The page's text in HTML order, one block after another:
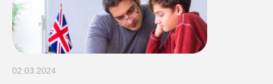
02.03.2024